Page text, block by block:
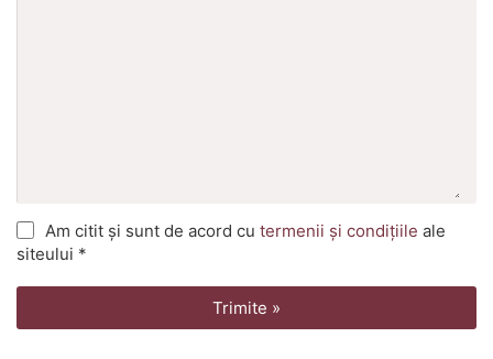
Am citit și sunt de acord cu termenii și condițiile ale
siteului *
Trimite »